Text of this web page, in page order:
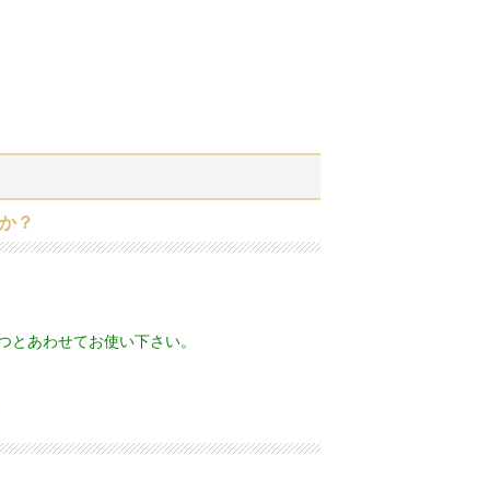
？
あわせてお使い下さい。